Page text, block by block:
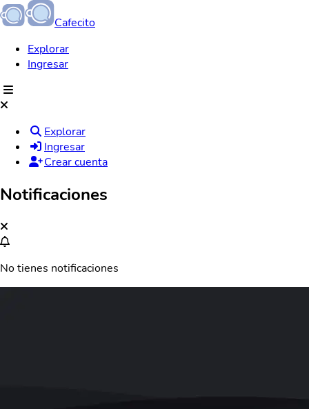
Cafecito
Explorar
Ingresar
Explorar
Ingresar
Crear cuenta
Notificaciones
No tienes notificaciones